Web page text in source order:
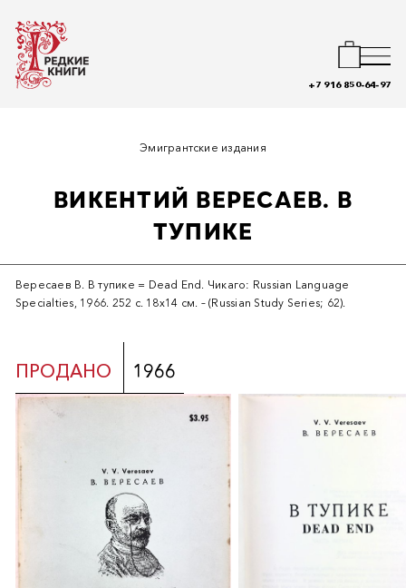
+7 916 850-64-97
Эмигрантские издания
ВИКЕНТИЙ ВЕРЕСАЕВ. В
ТУПИКЕ
Вересаев В. В тупике = Dead End. Чикаго: Russian Language
Specialties, 1966. 252 с. 18х14 см. – (Russian Study Series; 62).
ПРОДАНО 1966